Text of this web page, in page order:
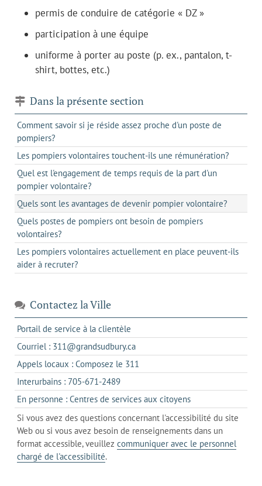
permis de conduire de catégorie « DZ »
participation à une équipe
uniforme à porter au poste (p. ex., pantalon, t-
shirt, bottes, etc.)
Dans la présente section
Comment savoir si je réside assez proche d'un poste de
pompiers?
Les pompiers volontaires touchent-ils une rémunération?
Quel est l'engagement de temps requis de la part d'un
pompier volontaire?
Quels sont les avantages de devenir pompier volontaire?
Quels postes de pompiers ont besoin de pompiers
volontaires?
Les pompiers volontaires actuellement en place peuvent-ils
aider à recruter?
Contactez la Ville
Portail de service à la clientèle
dans
un
nouvel
Courriel : 311@grandsudbury.cas'ouvre
dans
votre
de
messagerie
Appels locaux : Composez le 311
dans
un
client
de
votre
téléphone
Interurbains : 705-671-2489s'ouvre
dans
un
client
de
votre
En personne : Centres de services aux citoyenss'ouvre
dans
l'onglet
actuel
Si vous avez des questions concernant l'accessibilité du site
Web ou si vous avez besoin de renseignements dans un
format accessible, veuillez communiquer avec le personnel
chargé de l'accessibilité.